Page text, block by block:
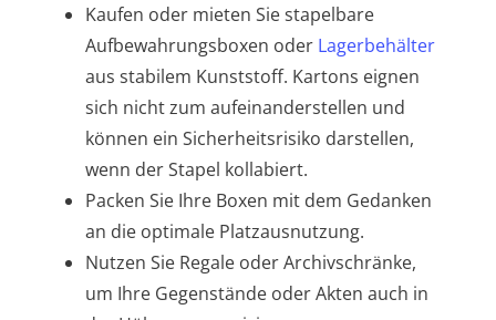
Kaufen oder mieten Sie stapelbare
Aufbewahrungsboxen oder Lagerbehälter
aus stabilem Kunststoff. Kartons eignen
sich nicht zum aufeinanderstellen und
können ein Sicherheitsrisiko darstellen,
wenn der Stapel kollabiert.
Packen Sie Ihre Boxen mit dem Gedanken
an die optimale Platzausnutzung.
Nutzen Sie Regale oder Archivschränke,
um Ihre Gegenstände oder Akten auch in